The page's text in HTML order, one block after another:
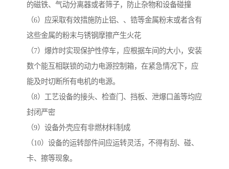
的磁铁、气动分离器或者筛子，防止杂物和设备碰撞
（6）应采取有效措施防止铝、、锆等金属粉末或者含有
这些金属的粉末与锈钢摩擦产生火花
（7）爆炸时实现保护性停车，应根据车间的大小，安装
数个能互相联锁的动力电源控制箱，在紧急情况下，应
能及时切断所有电机的电源。
（8）工艺设备的接头、检查门、挡板、泄爆口盖等均应
封闭严密
（9）设备外壳应有非燃材料制成
（10）设备的运转部件间应运转灵活，不得有刮、碰、
卡、擦等现象。